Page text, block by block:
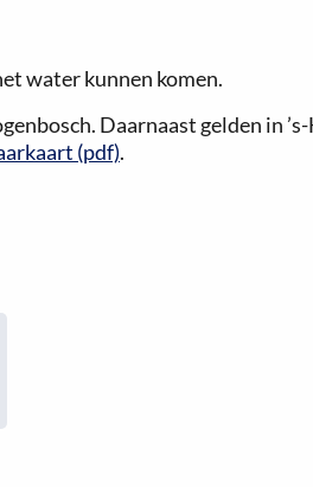
water kunnen komen.
Daarnaast gelden in
(pdf).